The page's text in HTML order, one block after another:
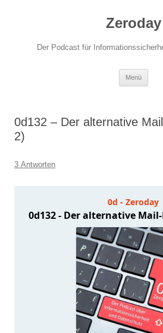
Zeroday
Der Podcast für
Menü
0d132 – Der alternative
2)
3 Antworten